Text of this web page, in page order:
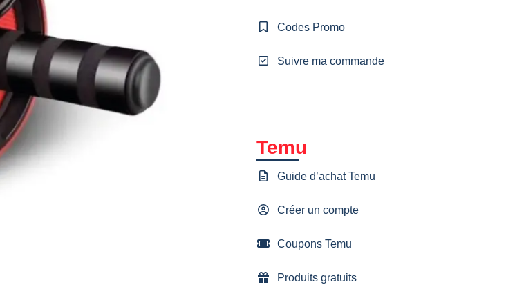
Codes Promo
Suivre ma commande
Temu
Guide d’achat Temu
Créer un compte
Coupons Temu
Produits gratuits